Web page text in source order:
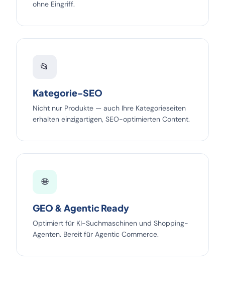
ohne Eingriff.
📂
Kategorie-SEO
Nicht nur Produkte — auch Ihre Kategorieseiten
erhalten einzigartigen, SEO-optimierten Content.
🌐
GEO & Agentic Ready
Optimiert für KI-Suchmaschinen und Shopping-
Agenten. Bereit für Agentic Commerce.